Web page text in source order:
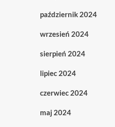
październik 2024
wrzesień 2024
sierpień 2024
lipiec 2024
czerwiec 2024
maj 2024